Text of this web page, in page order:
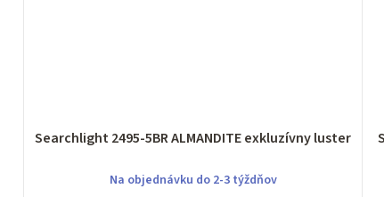
Searchlight 2495-5BR ALMANDITE exkluzívny luster
Na objednávku do 2-3 týždňov